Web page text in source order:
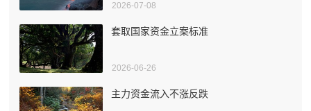
2026-07-08
套取国家资金立案标准
2026-06-26
主力资金流入不涨反跌